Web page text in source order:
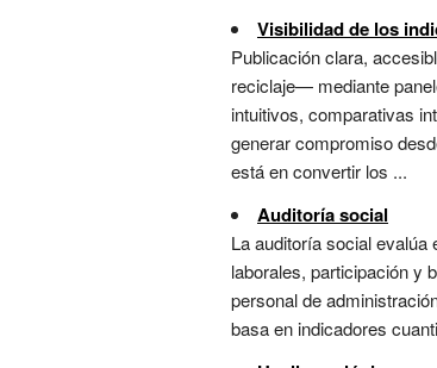
Visibilidad de los
Publicación clara,
reciclaje— mediante
intuitivos, comparativas
generar compromiso
está en convertir los ...
Auditoría social
La auditoría social
laborales, participación y
personal de
basa en indicadores